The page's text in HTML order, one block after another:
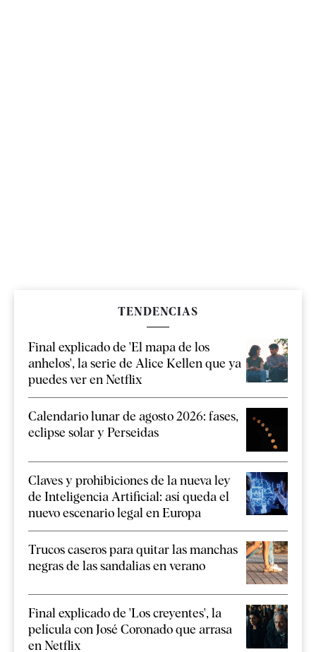
TENDENCIAS
Final explicado de 'El mapa de los
anhelos', la serie de Alice Kellen que ya
puedes ver en Netflix
Calendario lunar de agosto 2026: fases,
eclipse solar y Perseidas
Claves y prohibiciones de la nueva ley
de Inteligencia Artificial: así queda el
nuevo escenario legal en Europa
Trucos caseros para quitar las manchas
negras de las sandalias en verano
Final explicado de 'Los creyentes', la
película con José Coronado que arrasa
en Netflix